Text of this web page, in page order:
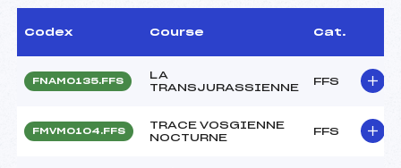
Codex Course Cat.
FNAM0135.FFS
LA
TRANSJURASSIENNE
FFS
FMVM0104.FFS
TRACE VOSGIENNE
NOCTURNE
FFS